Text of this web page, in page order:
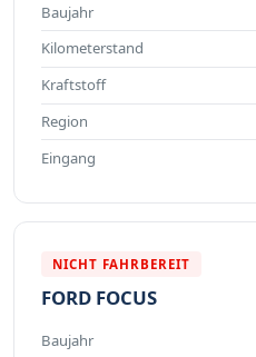
Baujahr
Kilometerstand
Kraftstoff
Region
Eingang
NICHT FAHRBEREIT
FORD FOCUS
Baujahr